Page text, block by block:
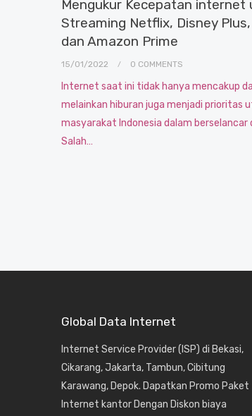
Mengukur Kecepatan internet
Streaming Netflix, Disney Plus,
dan Amazon Prime
15/01/2022 0 COMMENTS
Internet saat ini tidak hanya mencakup
melainkan hiburan juga menjadi prioritas
masyarakat Indonesia dalam berselancar
Salah…
Global Data Internet
Internet Service Provider (ISP) di Bekasi,
Cikarang, Jakarta, Tambun, Cibitung
Karawang, Depok. Dapatkan Promo Paket
Internet kantor Dengan Diskon biaya